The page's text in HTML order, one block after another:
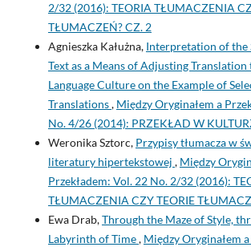
2/32 (2016): TEORIA TŁUMACZENIA
TŁUMACZEŃ? CZ. 2
Agnieszka Kałużna, Interpretation of the
Text as a Means of Adjusting Translation
Language Culture on the Example of
Translations, Między Oryginałem a
No. 4/26 (2014): PRZEKŁAD W
Weronika Sztorc, Przypisy tłumacza w
literatury hipertekstowej , Między
Przekładem: Vol. 22 No. 2/32 (2016):
TŁUMACZENIA CZY TEORIE
Ewa Drab,Through the Maze of Style,
Labyrinth of Time, Między Oryginałem